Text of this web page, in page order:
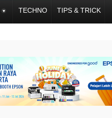
TECHNO TIPS & TRICK